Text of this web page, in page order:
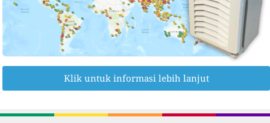
Klik untuk informasi lebih lanjut